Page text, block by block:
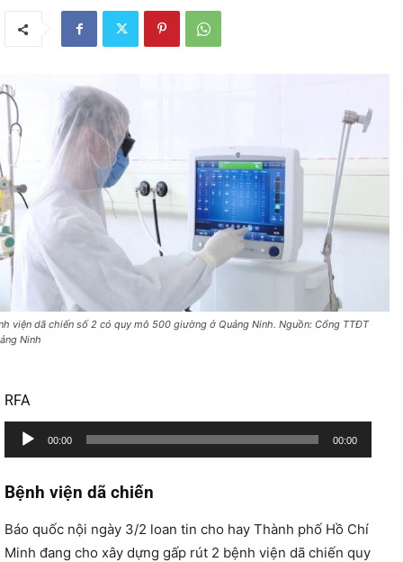
viện dã chiến số 2 có quy mô 500 giường ở Quảng Ninh. Nguồn: Cổng TTĐT
Ninh
RFA
r
n
h
p
00:00 00:00
Bệnh viện dã chiến
Báo quốc nội ngày 3/2 loan tin cho hay Thành phố Hồ Chí
Minh đang cho xây dựng gấp rút 2 bệnh viện dã chiến quy